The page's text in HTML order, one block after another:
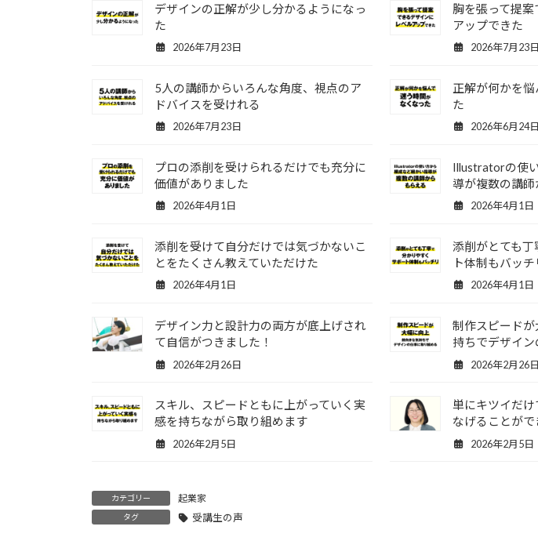
デザインの正解が少し分かるようになっ
た
2026年7月23日
胸を張って提
アップできた
2026年7月23日
5人の講師からいろんな角度、視点のア
ドバイスを受けれる
2026年7月23日
正解が何かを
た
2026年6月24日
プロの添削を受けられるだけでも充分に
価値がありました
2026年4月1日
Illustratorの使
導が複数の講師
2026年4月1日
添削を受けて自分だけでは気づかないこ
とをたくさん教えていただけた
2026年4月1日
添削がとても
ト体制もバッチ
2026年4月1日
デザイン力と設計力の両方が底上げされ
て自信がつきました！
2026年2月26日
制作スピード
持ちでデザイ
2026年2月26日
スキル、スピードともに上がっていく実
感を持ちながら取り組めます
2026年2月5日
単にキツイだ
なげることがで
2026年2月5日
カテゴリー 起業家
タグ 受講生の声